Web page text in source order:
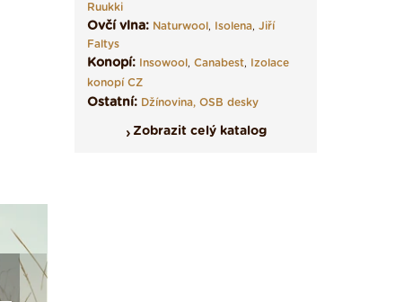
Seriál: Fasády ETICS a
vše podstatné v kostce ›
Ruukki
Ovčí vlna: Naturwool, Isolena, Jiří
Faltys
Konopí: Insowool, Canabest, Izolace
konopí CZ
Ostatní: Džínovina, OSB desky
Zobrazit celý katalog